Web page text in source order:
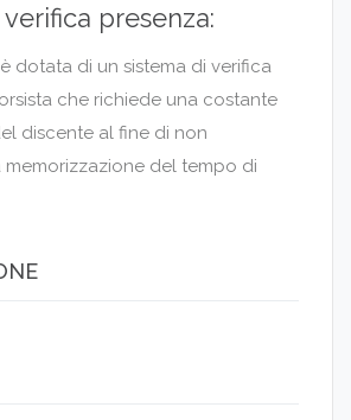
presenza:
dotata di un sistema di verifica
che richiede una costante
discente al fine di non
memorizzazione del tempo di
efficace e persuasione. Il